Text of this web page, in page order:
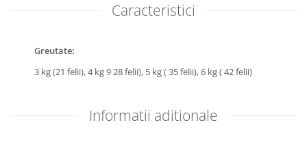
Caracteristici
Greutate:
3 kg (21 felii),4 kg 9 28 felii), 5 kg ( 35 felii),6 kg ( 42 felii)
Informatii aditionale